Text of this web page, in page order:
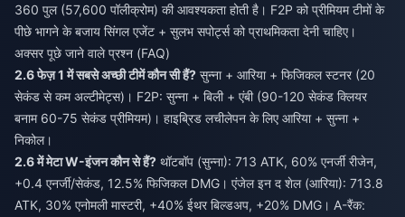
360 पुल (57,600 पॉलीक्रोम) की आवश्यकता होती है। F2P को प्रीमियम टीमों के
पीछे भागने के बजाय सिंगल एजेंट + सुलभ सपोर्ट्स को प्राथमिकता देनी चाहिए।
अक्सर पूछे जाने वाले प्रश्न (FAQ)
2.6 फेज़ 1 में सबसे अच्छी टीमें कौन सी हैं? सुन्ना + आरिया + फिजिकल स्टनर (20
सेकंड से कम अल्टीमेट्स)। F2P: सुन्ना + बिली + एंबी (90-120 सेकंड क्लियर
बनाम 60-75 सेकंड प्रीमियम)। हाइब्रिड लचीलेपन के लिए आरिया + सुन्ना +
निकोल।
2.6 में मेटा W-इंजन कौन से हैं? थॉटबॉप (सुन्ना): 713 ATK, 60% एनर्जी रीजेन,
+0.4 एनर्जी/सेकंड, 12.5% फिजिकल DMG। एंजेल इन द शेल (आरिया): 713.8
ATK, 30% एनोमली मास्टरी, +40% ईथर बिल्डअप, +20% DMG। A-रैंक: